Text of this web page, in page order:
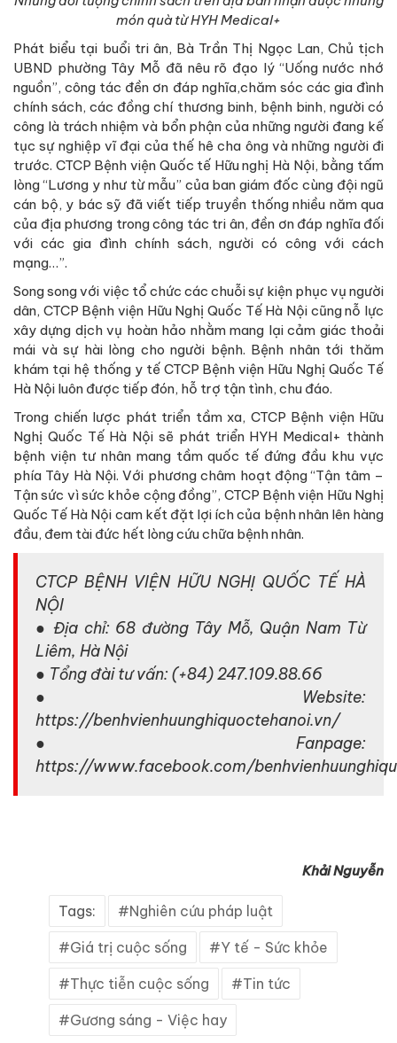
món quà từ HYH Medical+
Phát biểu tại buổi tri ân, Bà Trần Thị Ngọc Lan, Chủ tịch
UBND phường Tây Mỗ đã nêu rõ đạo lý “Uống nước nhớ
nguồn”, công tác đền ơn đáp nghĩa,chăm sóc các gia đình
chính sách, các đồng chí thương binh, bệnh binh, người có
công là trách nhiệm và bổn phận của những người đang kế
tục sự nghiệp vĩ đại của thế hê cha ông và những người đi
trước. CTCP Bệnh viện Quốc tế Hữu nghị Hà Nội, bằng tấm
lòng “Lương y như từ mẫu” của ban giám đốc cùng đội ngũ
cán bộ, y bác sỹ đã viết tiếp truyền thống nhiều năm qua
của địa phương trong công tác tri ân, đền ơn đáp nghĩa đối
với các gia đình chính sách, người có công với cách
mạng…”.
Song song với việc tổ chức các chuỗi sự kiện phục vụ người
dân, CTCP Bệnh viện Hữu Nghị Quốc Tế Hà Nội cũng nỗ lực
xây dựng dịch vụ hoàn hảo nhằm mang lại cảm giác thoải
mái và sự hài lòng cho người bệnh. Bệnh nhân tới thăm
khám tại hệ thống y tế CTCP Bệnh viện Hữu Nghị Quốc Tế
Hà Nội luôn được tiếp đón, hỗ trợ tận tình, chu đáo.
Trong chiến lược phát triển tầm xa, CTCP Bệnh viện Hữu
Nghị Quốc Tế Hà Nội sẽ phát triển HYH Medical+ thành
bệnh viện tư nhân mang tầm quốc tế đứng đầu khu vực
phía Tây Hà Nội. Với phương châm hoạt động “Tận tâm –
Tận sức vì sức khỏe cộng đồng”, CTCP Bệnh viện Hữu Nghị
Quốc Tế Hà Nội cam kết đặt lợi ích của bệnh nhân lên hàng
đầu, đem tài đức hết lòng cứu chữa bệnh nhân.
CTCP BỆNH VIỆN HỮU NGHỊ QUỐC TẾ HÀ
NỘI
● Địa chỉ: 68 đường Tây Mỗ, Quận Nam Từ
Liêm, Hà Nội
● Tổng đài tư vấn: (+84) 247.109.88.66
● Website:
https://benhvienhuunghiquoctehanoi.vn/
● Fanpage:
https://www.facebook.com/
Khải Nguyễn
Tags: Nghiên cứu pháp luật
Giá trị cuộc sống Y tế - Sức khỏe
Thực tiễn cuộc sống Tin tức
Gương sáng - Việc hay